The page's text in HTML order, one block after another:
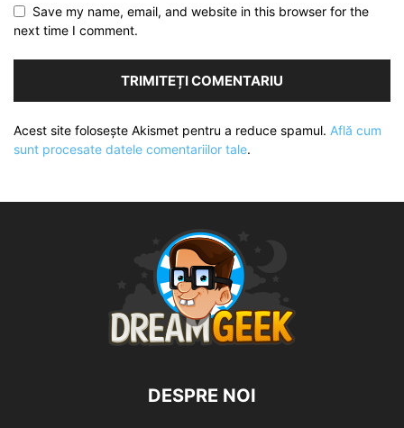
Save my name, email, and website in this browser for the
next time I comment.
Acest site folosește Akismet pentru a reduce spamul. Află cum
sunt procesate datele comentariilor tale.
DESPRE NOI